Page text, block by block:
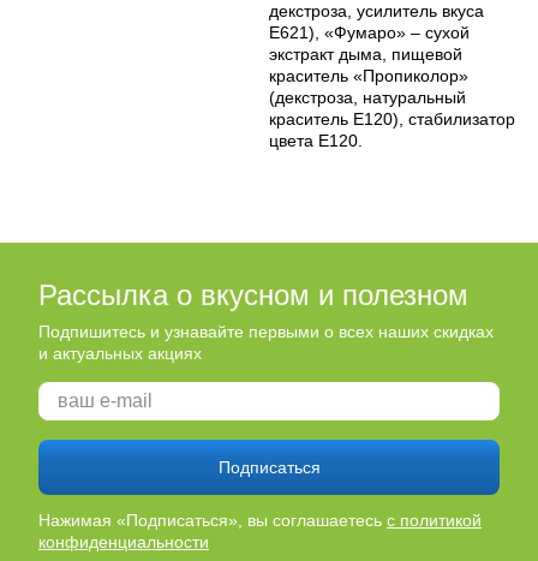
декстроза, усилитель вкуса
Е621), «Фумаро» – сухой
экстракт дыма, пищевой
краситель «Пропиколор»
(декстроза, натуральный
краситель Е120), стабилизатор
цвета Е120.
Рассылка о вкусном и полезном
Подпишитесь и узнавайте первыми о всех наших скидках
и актуальных акциях
Подписаться
Нажимая «Подписаться», вы соглашаетесь с политикой
конфиденциальности